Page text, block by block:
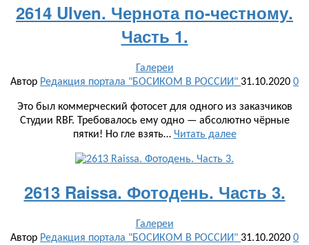
2614 Ulven. Чернота по-честному.
Часть 1.
Галереи
Автор Редакция портала "БОСИКОМ В РОССИИ" 31.10.2020 0
Это был коммерческий фотосет для одного из заказчиков
Студии RBF. Требовалось ему одно — абсолютно чёрные
пятки! Но гле взять… Читать далее
2613 Raissa. Фотодень. Часть 3.
Галереи
Автор Редакция портала "БОСИКОМ В РОССИИ" 31.10.2020 0